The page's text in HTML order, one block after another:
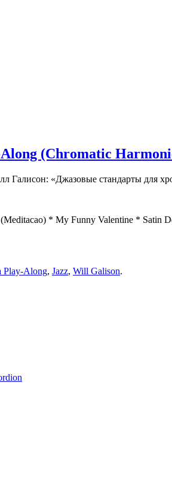
(Chromatic
Галисон: «Джазовые стандарты для
* My Funny Valentine * Satin
Play-Along, Jazz, Will Galison.